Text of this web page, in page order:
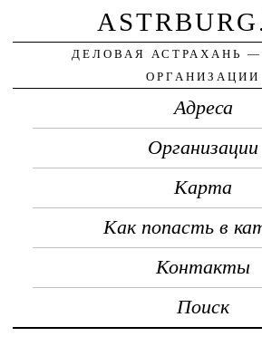
ДЕЛОВАЯ АСТРАХАНЬ —
ОРГАНИЗАЦИИ
Адреса
Организации
Карта
Как попасть в
Контакты
Поиск